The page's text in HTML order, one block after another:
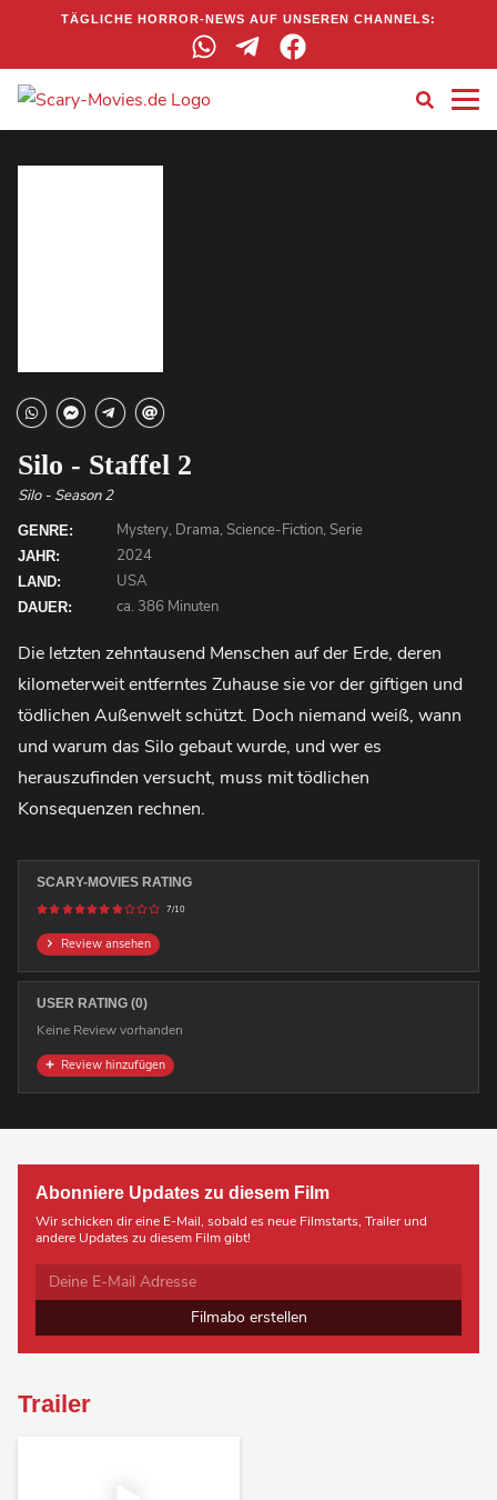
TÄGLICHE HORROR-NEWS AUF UNSEREN CHANNELS:
Silo - Staffel 2
Silo - Season 2
GENRE: Mystery, Drama, Science-Fiction, Serie
JAHR: 2024
LAND: USA
DAUER: ca. 386 Minuten
Die letzten zehntausend Menschen auf der Erde, deren
kilometerweit entferntes Zuhause sie vor der giftigen und
tödlichen Außenwelt schützt. Doch niemand weiß, wann
und warum das Silo gebaut wurde, und wer es
herauszufinden versucht, muss mit tödlichen
Konsequenzen rechnen.
SCARY-MOVIES RATING
7/10
Review ansehen
USER RATING (0)
Keine Review vorhanden
Review hinzufügen
Abonniere Updates zu diesem Film
Wir schicken dir eine E-Mail, sobald es neue Filmstarts, Trailer und
andere Updates zu diesem Film gibt!
Filmabo erstellen
Trailer